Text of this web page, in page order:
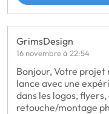
GrimsDesign
16 novembre à 22:54
Bonjour, Votre projet
lance avec une
dans les logos,
retouche/montage